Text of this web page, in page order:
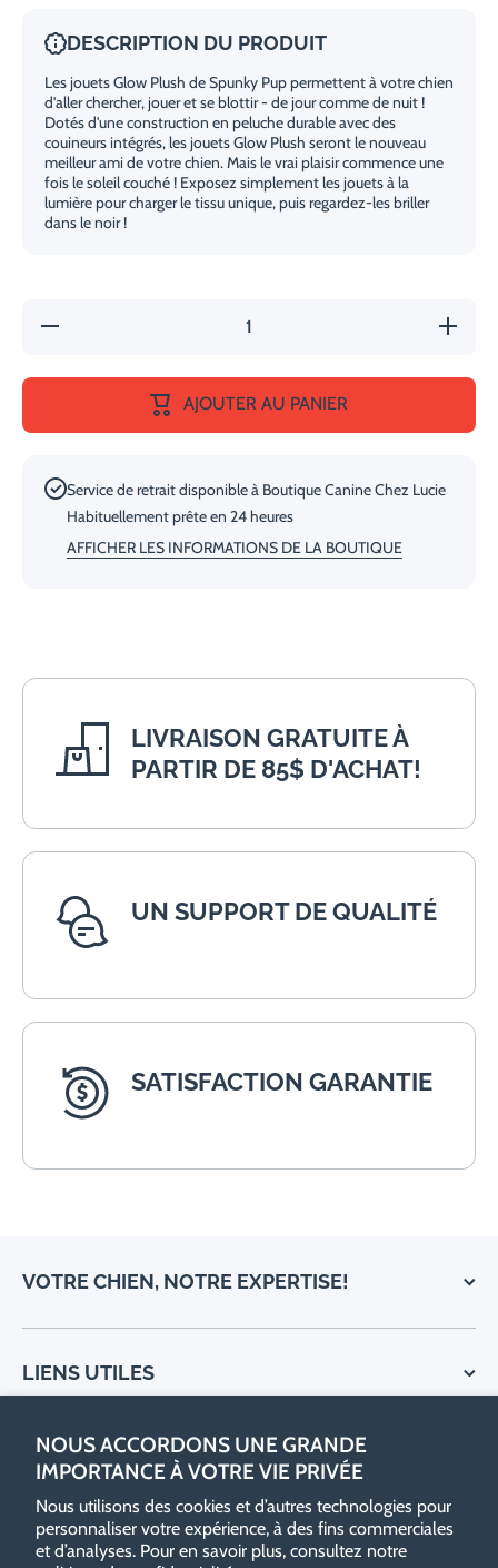
NOUS ACCORDONS UNE GRANDE
IMPORTANCE À VOTRE VIE PRIVÉE
Nous utilisons des cookies et d’autres technologies pour
personnaliser votre expérience, à des fins commerciales
et d’analyses. Pour en savoir plus, consultez notre
DESCRIPTION DU PRODUIT
Les jouets Glow Plush de Spunky Pup permettent à votre chien
d'aller chercher, jouer et se blottir - de jour comme de nuit !
Dotés d'une construction en peluche durable avec des
couineurs intégrés, les jouets Glow Plush seront le nouveau
meilleur ami de votre chien. Mais le vrai plaisir commence une
fois le soleil couché ! Exposez simplement les jouets à la
lumière pour charger le tissu unique, puis regardez-les briller
dans le noir !
Réduire
Dans Le
la
En
Pour
AJOUTER AU PANIER
Service de retrait disponible à Boutique Canine Chez Lucie
Habituellement prête en 24 heures
AFFICHER LES INFORMATIONS DE LA BOUTIQUE
LIVRAISON GRATUITE À
PARTIR DE 85$ D'ACHAT!
UN SUPPORT DE QUALITÉ
SATISFACTION GARANTIE
VOTRE CHIEN, NOTRE EXPERTISE!
LIENS UTILES
ABONNEZ-VOUS À NOTRE INFOLETTRE
SUIVEZ-NOUS SUR LES RÉSEAUX